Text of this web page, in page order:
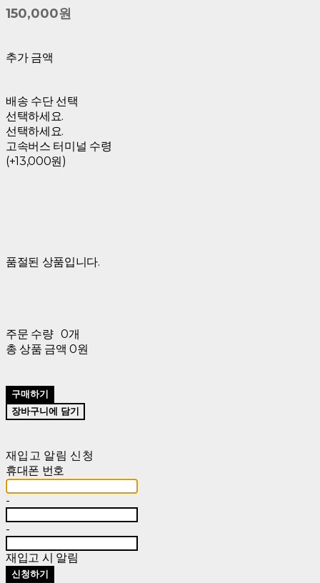
150,000원
추가 금액
배송 수단 선택
선택하세요.
선택하세요.
고속버스 터미널 수령
(+13,000원)
품절된 상품입니다.
주문 수량 0개
총 상품 금액 0원
구매하기
장바구니에 담기
재입고 알림 신청
휴대폰 번호
-
-
재입고 시 알림
신청하기